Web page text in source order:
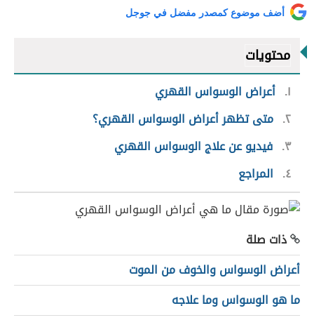
أضف موضوع كمصدر مفضل في جوجل
محتويات
١ أعراض الوسواس القهري
٢ متى تظهر أعراض الوسواس القهري؟
٣ فيديو عن علاج الوسواس القهري
٤
المراجع
ذات صلة
أعراض الوسواس والخوف من الموت
ما هو الوسواس وما علاجه